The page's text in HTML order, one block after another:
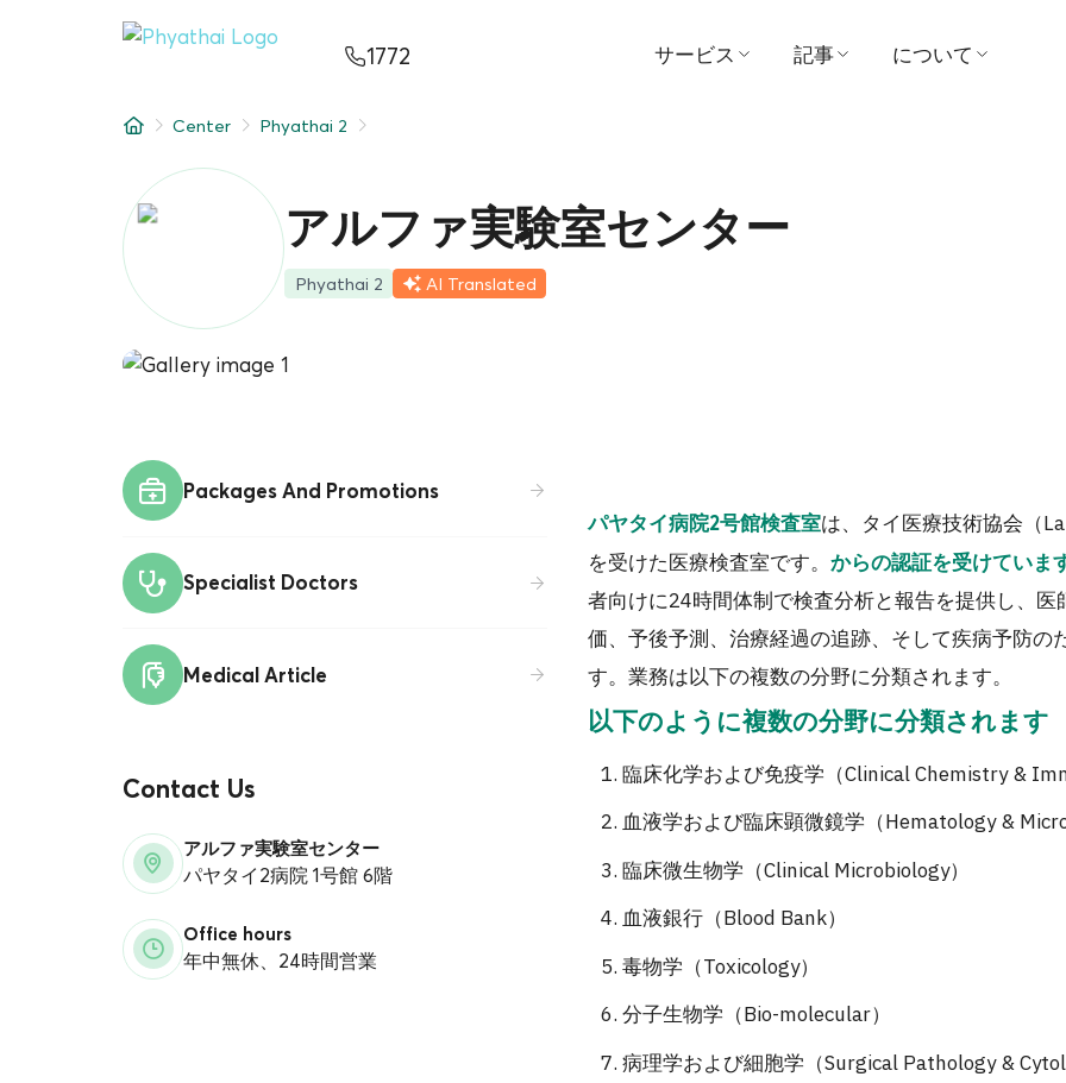
1772 サービス
患者および訪問者ガイド
記事 について
ไทย
について
Hospital Locations
Center Phyathai 2
アルファ実験室センター
Phyathai 2 AI Translated
Packages And Promotions
Specialist Doctors
Medical Article
Contact Us
アルファ実験室センター
パヤタイ2病院 1号館 6階
Office hours
年中無休、24時間営業
パヤタイ病院2号館検査室は、タイ医療技術協会（
を受けた医療検査室です。 からの認証を受けていま
者向けに24時間体制で検査分析と報告を提供し、
価、予後予測、治療経過の追跡、そして疾病予防
す。業務は以下の複数の分野に分類されます。
以下のように複数の分野に分類されます
臨床化学および免疫学（Clinical Chemistry &
血液学および臨床顕微鏡学（Hematology &
臨床微生物学（Clinical Microbiology）
血液銀行（Blood Bank）
毒物学（Toxicology）
分子生物学（Bio-molecular）
病理学および細胞学（Surgical Pathology &